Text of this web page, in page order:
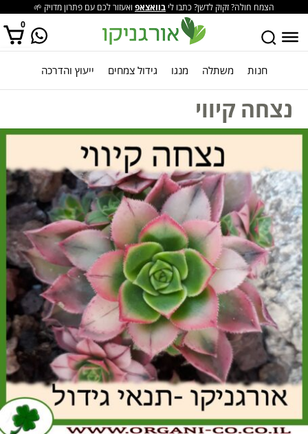
הצמח חולה? זקוק לדשן? כתבו לי בוואצאפ ואעזור לכם עם פתרון מדויק 🌱
0
אין מוצרים בסל הקניות. חנות משתלה מנגו גידול צמחים ייעוץ והדרכה
נצחה קיווי